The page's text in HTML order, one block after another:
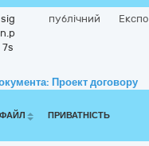
sig
n.p
7s
публічний
Проект договору
ФАЙЛ ПРИВАТНІСТЬ